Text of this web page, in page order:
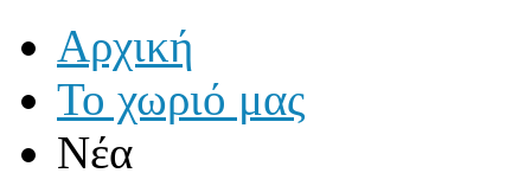
Αρχική
Το χωριό μας
Νέα